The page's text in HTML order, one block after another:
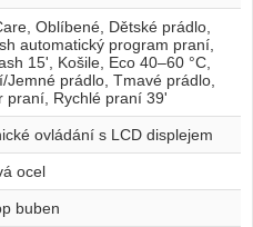
Oblíbené, Dětské prádlo,
automatický program praní,
15', Košile, Eco 40–60 °C,
Jemné prádlo, Tmavé prádlo,
praní, Rychlé praní 39'
ovládání s LCD displejem
ocel
buben